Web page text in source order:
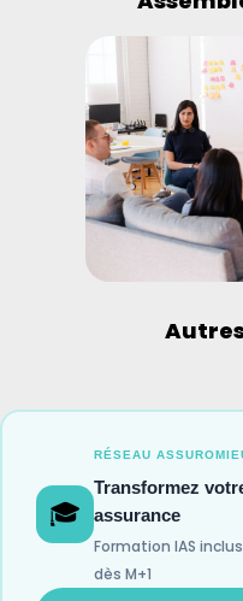
🎓
RÉSEAU
Transformez
assurance
Formation IAS
dès M+1